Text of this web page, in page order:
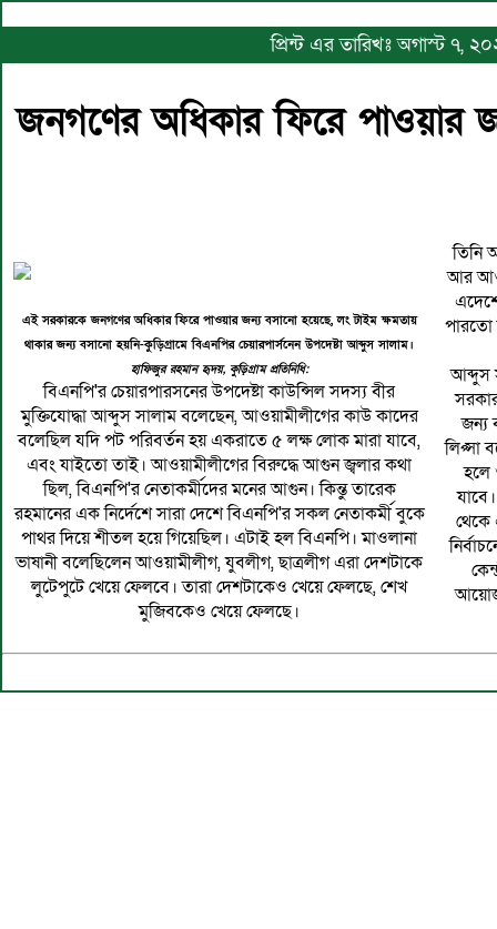
প্রিন্ট এর তারিখঃ অগাস্ট ৭,
জনগণের অধিকার ফিরে পাওয়ার
এই সরকারকে জনগণের অধিকার ফিরে পাওয়ার জন্য বসানো হয়েছে, লং টাইম ক্ষমতায়
থাকার জন্য বসানো হয়নি-কুড়িগ্রামে বিএনপির চেয়ারপার্সনেন উপদেষ্টা আব্দুস সালাম।
হাফিজুর রহমান হৃদয়, কুড়িগ্রাম প্রতিনিধি:
বিএনপি'র চেয়ারপারসনের উপদেষ্টা কাউন্সিল সদস্য বীর
মুক্তিযোদ্ধা আব্দুস সালাম বলেছেন, আওয়ামীলীগের কাউ কাদের
বলেছিল যদি পট পরিবর্তন হয় একরাতে ৫ লক্ষ লোক মারা যাবে,
এবং যাইতো তাই। আওয়ামীলীগের বিরুদ্ধে আগুন জ্বলার কথা
ছিল, বিএনপি'র নেতাকর্মীদের মনের আগুন। কিন্তু তারেক
রহমানের এক নির্দেশে সারা দেশে বিএনপি'র সকল নেতাকর্মী বুকে
পাথর দিয়ে শীতল হয়ে গিয়েছিল। এটাই হল বিএনপি। মাওলানা
ভাষানী বলেছিলেন আওয়ামীলীগ, যুবলীগ, ছাত্রলীগ এরা দেশটাকে
লুটেপুটে খেয়ে ফেলবে। তারা দেশটাকেও খেয়ে ফেলছে, শেখ
মুজিবকেও খেয়ে ফেলছে।
তিনি
আর
পারতো
আব্দুস
জন্য
লিপ্সা
হলে
থেকে